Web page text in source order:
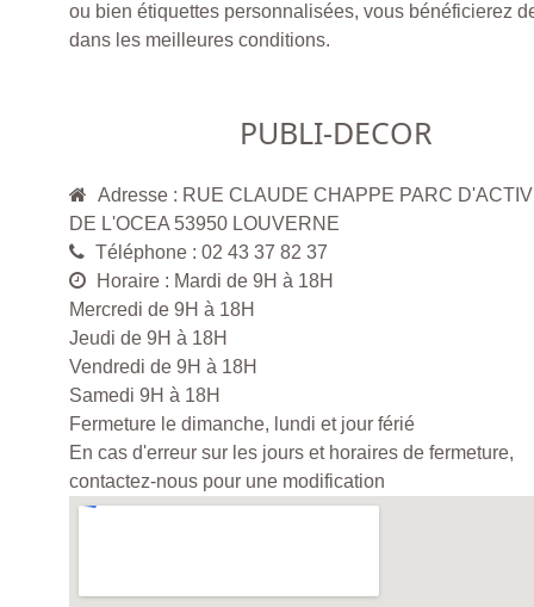
ou bien étiquettes personnalisées, vous bénéficierez
dans les meilleures conditions.
PUBLI-DECOR
Adresse : RUE CLAUDE CHAPPE PARC
DE L'OCEA 53950 LOUVERNE
Téléphone : 02 43 37 82 37
Horaire : Mardi de 9H à 18H
Mercredi de 9H à 18H
Jeudi de 9H à 18H
Vendredi de 9H à 18H
Samedi 9H à 18H
Fermeture le dimanche, lundi et jour férié
En cas d'erreur sur les jours et horaires de fermeture,
contactez-nous pour une modification